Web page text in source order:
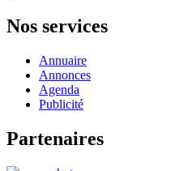
Nos services
Annuaire
Annonces
Agenda
Publicité
Partenaires